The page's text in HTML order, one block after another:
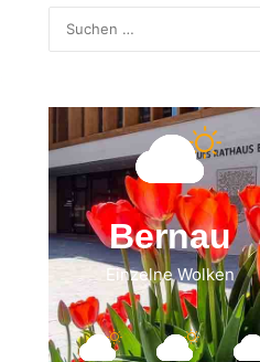
Bernau
Einzelne Wolken